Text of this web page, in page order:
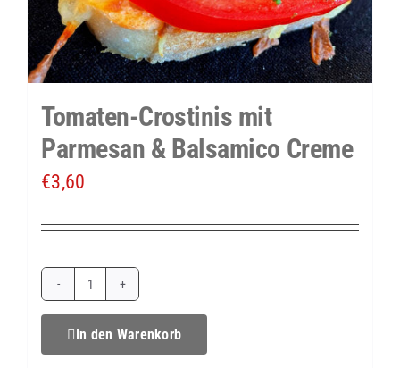
Tomaten-Crostinis mit
Parmesan & Balsamico Creme
€3,60
Tomaten-
Crostinis
In den Warenkorb